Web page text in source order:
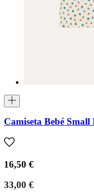
Camiseta Bebé
16,50 €
33,00 €